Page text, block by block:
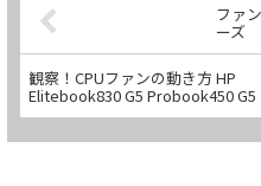
ファ
ーズ
観察！CPUファンの動き方 HP
Elitebook830 G5 Probook450 G5